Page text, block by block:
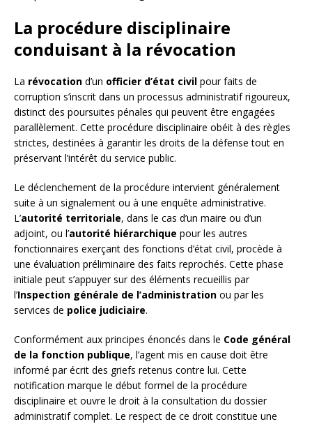
La procédure disciplinaire
conduisant à la révocation
La révocation d’un officier d’état civil pour faits de
corruption s’inscrit dans un processus administratif rigoureux,
distinct des poursuites pénales qui peuvent être engagées
parallèlement. Cette procédure disciplinaire obéit à des règles
strictes, destinées à garantir les droits de la défense tout en
préservant l’intérêt du service public.
Le déclenchement de la procédure intervient généralement
suite à un signalement ou à une enquête administrative.
L’autorité territoriale, dans le cas d’un maire ou d’un
adjoint, ou l’autorité hiérarchique pour les autres
fonctionnaires exerçant des fonctions d’état civil, procède à
une évaluation préliminaire des faits reprochés. Cette phase
initiale peut s’appuyer sur des éléments recueillis par
l’Inspection générale de l’administration ou par les
services de police judiciaire.
Conformément aux principes énoncés dans le Code général
de la fonction publique, l’agent mis en cause doit être
informé par écrit des griefs retenus contre lui. Cette
notification marque le début formel de la procédure
disciplinaire et ouvre le droit à la consultation du dossier
administratif complet. Le respect de ce droit constitue une